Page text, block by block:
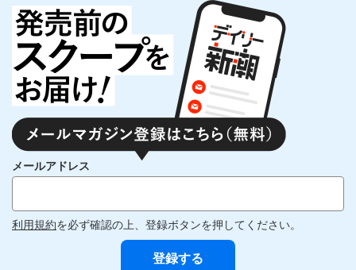
メールアドレス
利用規約を必ず確認の上、登録ボタンを押してください。